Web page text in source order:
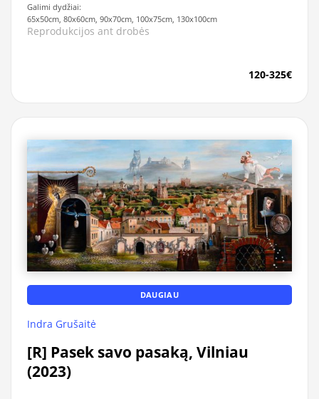
Galimi dydžiai:
65x50cm, 80x60cm, 90x70cm, 100x75cm, 130x100cm
Reprodukcijos ant drobės
120-325€
DAUGIAU
Indra Grušaitė
[R] Pasek savo pasaką, Vilniau
(2023)